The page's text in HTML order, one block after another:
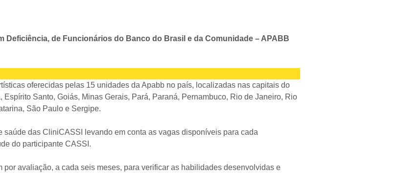
Deficiência, de Funcionários do Banco do Brasil e da Comunidade – APABB
oferecidas pelas 15 unidades da Apabb no país, localizadas nas capitais do
Santo, Goiás, Minas Gerais, Pará, Paraná, Pernambuco, Rio de Janeiro, Rio
São Paulo e Sergipe.
das CliniCASSI levando em conta as vagas disponíveis para cada
do participante CASSI.
avaliação, a cada seis meses, para verificar as habilidades desenvolvidas e